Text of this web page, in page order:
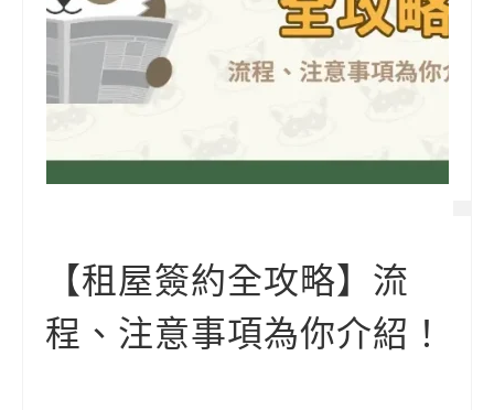
久通專欄
時事解析
生活理財
【租屋簽約全攻略】流
程、注意事項為你介紹！